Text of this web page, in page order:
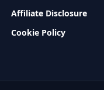
Affiliate Disclosure
Cookie Policy